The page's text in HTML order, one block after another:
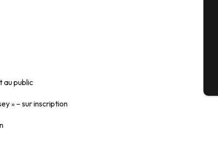
au public
» – sur inscription